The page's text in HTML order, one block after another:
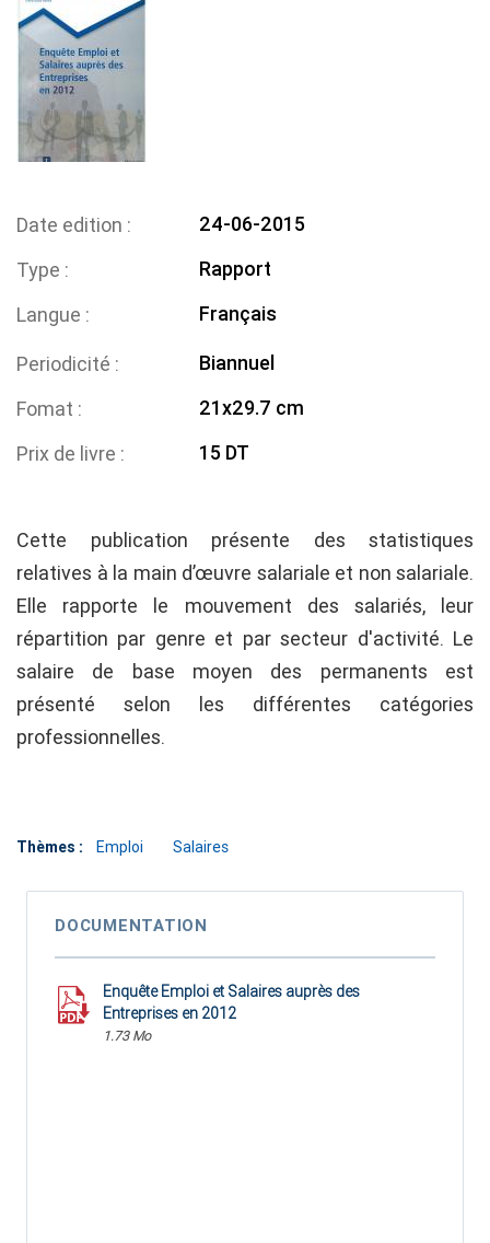
Date edition
24-06-2015
Type
Rapport
Langue
Français
Periodicité
Biannuel
Fomat
21x29.7 cm
Prix de livre
15 DT
Cette publication présente des statistiques
relatives à la main d’œuvre salariale et non salariale.
Elle rapporte le mouvement des salariés, leur
répartition par genre et par secteur d'activité. Le
salaire de base moyen des permanents est
présenté selon les différentes catégories
professionnelles.
Thèmes : Emploi Salaires
DOCUMENTATION
Enquête Emploi et Salaires auprès des
Entreprises en 2012
1.73 Mo